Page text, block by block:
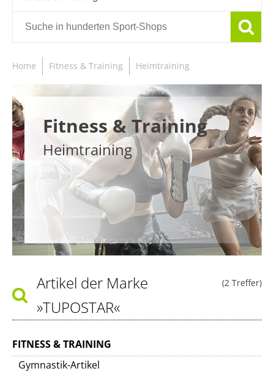
Home Fitness & Training Heimtraining
Fitness & Training
Heimtraining
(2 Treffer)
Artikel der Marke
»TUPOSTAR«
FITNESS & TRAINING
Gymnastik-Artikel